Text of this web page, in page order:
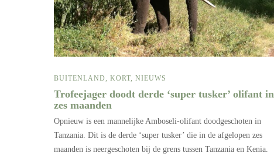
BUITENLAND KORT NIEUWS
Trofeejager doodt derde ‘super tusker’ olifant in
zes maanden
Opnieuw is een mannelijke Amboseli-olifant doodgeschoten in
Tanzania. Dit is de derde ‘super tusker’ die in de afgelopen zes
maanden is neergeschoten bij de grens tussen Tanzania en Kenia.